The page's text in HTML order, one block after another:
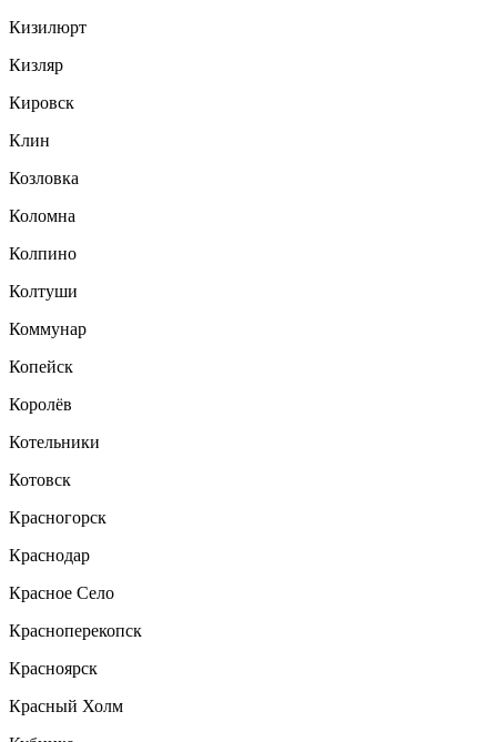
Кизилюрт
Кизляр
Кировск
Клин
Козловка
Коломна
Колпино
Колтуши
Коммунар
Копейск
Королёв
Котельники
Котовск
Красногорск
Краснодар
Красное Село
Красноперекопск
Красноярск
Красный Холм